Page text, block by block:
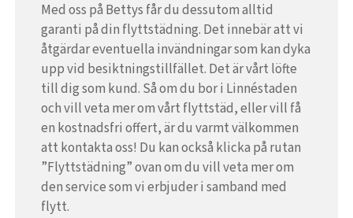
Med oss på Bettys får du dessutom alltid
garanti på din flyttstädning. Det innebär att vi
åtgärdar eventuella invändningar som kan dyka
upp vid besiktningstillfället. Det är vårt löfte
till dig som kund. Så om du bor i Linnéstaden
och vill veta mer om vårt flyttstäd, eller vill få
en kostnadsfri offert, är du varmt välkommen
att kontakta oss! Du kan också klicka på rutan
”Flyttstädning” ovan om du vill veta mer om
den service som vi erbjuder i samband med
flytt.